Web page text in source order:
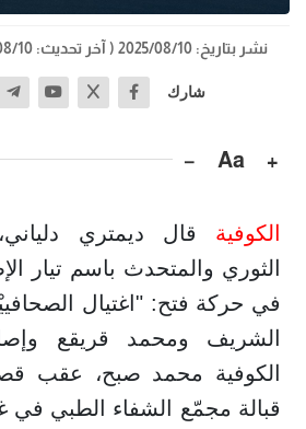
نشر بتاريخ: 2025/08/10 ( آخر تحديث: 2025/08/10 الساعة: 23:58 )
شارك
+
Aa
−
الكوفية قال ديمتري
الثوري والمتحدث باسم تيار
في حركة فتح: "اغتيال
الشريف ومحمد قريقع
الكوفية محمد صبح، عقب
قبالة مجمّع الشفاء الطبي